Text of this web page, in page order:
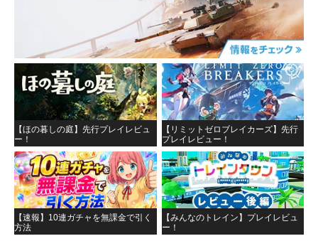
【ほの暮しの庭】先行プレイレビュ
ー！
【リミットゼロブレイカーズ】先行
プレイレビュー！
【速報】10連ガチャを無課金で引く
方法
【みんなのトレイン】プレイレビュ
ー！